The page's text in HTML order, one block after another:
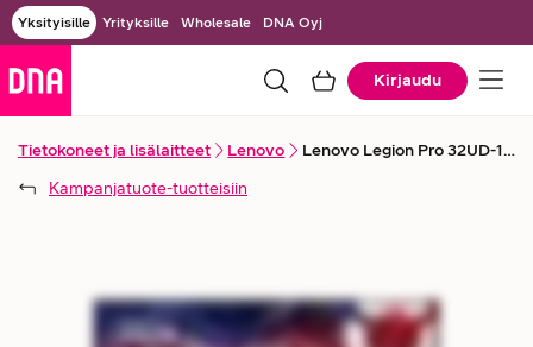
Yksityisille Yrityksille Wholesale DNA Oyj
Kirjaudu
Tietokoneet ja lisälaitteet Lenovo
Lenovo Legion Pro 32UD-10 31,5" 4K UHD -pelinäyttö
Kampanjatuote-tuotteisiin